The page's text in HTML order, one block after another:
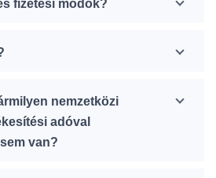
fizetési módok?
nemzetközi
adóval
van?